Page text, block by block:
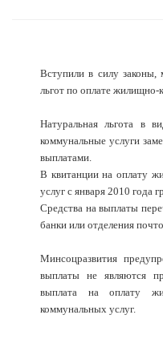
Вступили в силу
льгот по оплате жилищно-
Натуральная льгота в
коммунальные услуги
выплатами.
В квитанции на оплату
услуг с января 2010 года
Средства на выплаты
банки или отделения
Минсоцразвития
выплаты не являются
выплата на оплату
коммунальных услуг.